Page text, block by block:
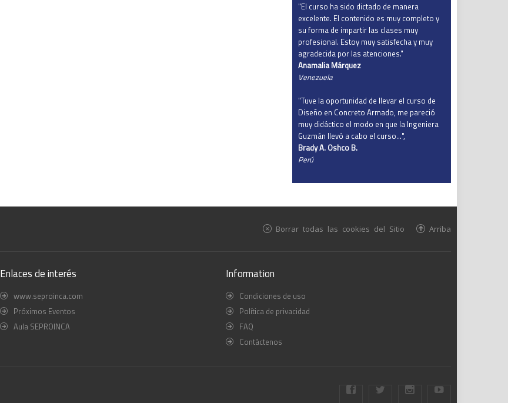
"El curso ha sido dictado de manera
excelente. El contenido es muy completo y
su forma de impartir las clases muy
profesional. Estoy muy satisfecha y muy
agradecida por las atenciones."
Anamalia Márquez
Venezuela
"Tuve la oportunidad de llevar el curso de
Diseño en Concreto Armado, me pareció
muy didáctico el modo en que la Ingeniera
Guzmán llevó a cabo el curso…",
Brady A. Oshco B.
Perú
Arriba
Borrar todas las cookies del Sitio
Enlaces de interés
www.seproinca.com
Próximos Eventos
Aula SEPROINCA
Information
Condiciones de uso
Política de privacidad
FAQ
Contáctenos